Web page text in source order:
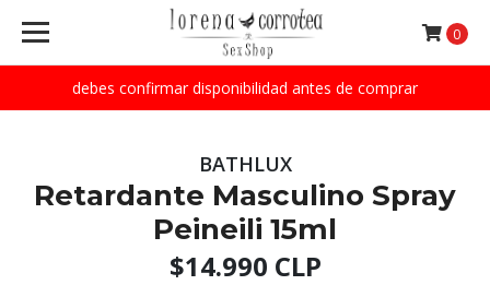
debes confirmar disponibilidad antes de comprar
0
BATHLUX
Retardante Masculino Spray
Peineili 15ml
$14.990 CLP